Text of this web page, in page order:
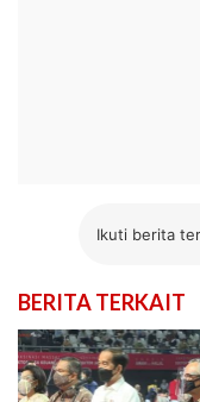
Ikuti berita
BERITA TERKAIT